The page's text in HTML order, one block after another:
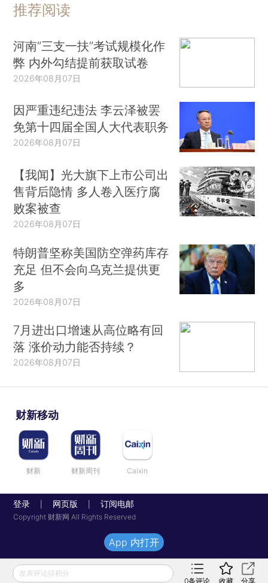
推荐阅读
河南“三支一扶”考试规模化作
弊 内外勾结提前获取试卷
2026年08月07日
因严重违纪违法 李云泽被罢
免第十四届全国人大代表职务
2026年08月07日
【我闻】光大旗下上市公司出
售背后隐情 多人卷入医疗腐
败案被查
2026年08月07日
特朗普坚称美国防空弹药库存
充足 但不会向乌克兰提供更
多
2026年08月07日
7月进出口增速从高位略有回
落 涨价动力能否持续？
2026年08月07日
财新移动
财新 财新周刊 Caixin
登录 网页版 订阅电邮
Copyright 财新网 All Rights Reserved
发表评论得积分
0条评论 收藏 分享
App 内打开